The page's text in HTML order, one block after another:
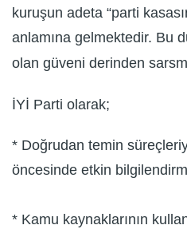
kuruşun adeta “parti
anlamına gelmektedir. Bu
olan güveni derinden
İYİ Parti olarak;
* Doğrudan temin
öncesinde etkin
* Kamu kaynaklarının